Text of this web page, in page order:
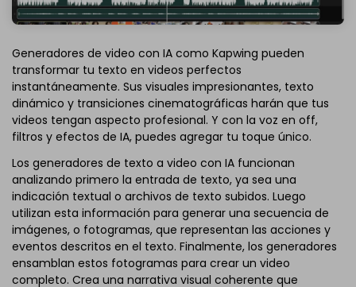
Generadores de video con IA como Kapwing pueden
transformar tu texto en videos perfectos
instantáneamente. Sus visuales impresionantes, texto
dinámico y transiciones cinematográficas harán que tus
videos tengan aspecto profesional. Y con la voz en off,
filtros y efectos de IA, puedes agregar tu toque único.
Los generadores de texto a video con IA funcionan
analizando primero la entrada de texto, ya sea una
indicación textual o archivos de texto subidos. Luego
utilizan esta información para generar una secuencia de
imágenes, o fotogramas, que representan las acciones y
eventos descritos en el texto. Finalmente, los generadores
ensamblan estos fotogramas para crear un video
completo. Crea una narrativa visual coherente que